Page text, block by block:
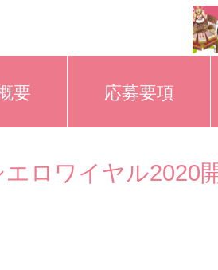
要 応募要項
ロワイヤル2020